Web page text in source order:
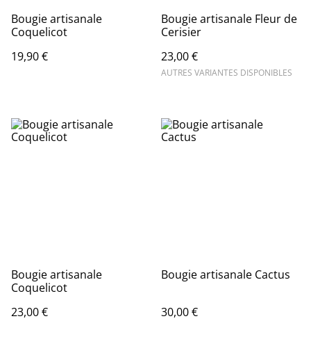
Bougie artisanale
Coquelicot
19,90 €
Bougie artisanale Fleur de
Cerisier
23,00 €
AUTRES VARIANTES DISPONIBLES
Bougie artisanale
Coquelicot
23,00 €
Bougie artisanale Cactus
30,00 €